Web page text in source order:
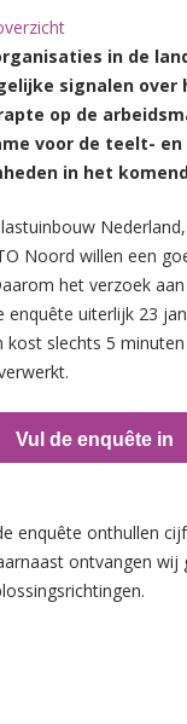
in de
signalen over
op de
voor de teelt- en
in het
Noord willen een
het verzoek
enquête uiterlijk 23
kost slechts 5
Vul de enquête in
enquête onthullen
ontvangen wij